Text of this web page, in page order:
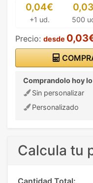
0,04€
+1 ud. 500
Precio: desde
Comprandolo hoy
Sin personalizar
Personalizado
Calcula tu
Cantidad Total: